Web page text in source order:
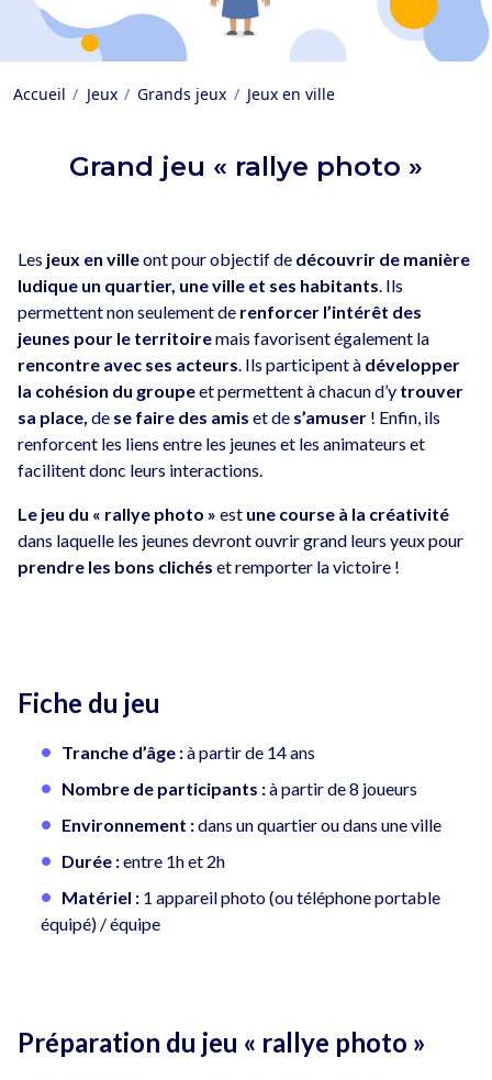
Accueil Jeux Grands jeux Jeux en ville
Grand jeu « rallye photo »
Les jeux en villeont pour objectif de découvrir de manière
ludique un quartier, une ville et ses habitants. Ils
permettent non seulement de renforcer l’intérêt des
jeunes pour le territoiremais favorisent également la
rencontre avec ses acteurs. Ils participent à développer
la cohésion du groupeet permettent à chacun d’y trouver
sa place, de se faire des amis et de s’amuser ! Enfin, ils
renforcent les liens entre les jeunes et les animateurs et
facilitent donc leurs interactions.
Le jeu du « rallye photo » est une course à la créativité
dans laquelle les jeunes devront ouvrir grand leurs yeux pour
prendre les bons clichés et remporter la victoire !
Fiche du jeu
Tranche d’âge :à partir de 14 ans
Nombre de participants :à partir de 8 joueurs
Environnement :dans un quartier ou dans une ville
Durée :entre 1h et 2h
Matériel :1 appareil photo (ou téléphone portable
équipé) / équipe
Préparation du jeu « rallye photo »